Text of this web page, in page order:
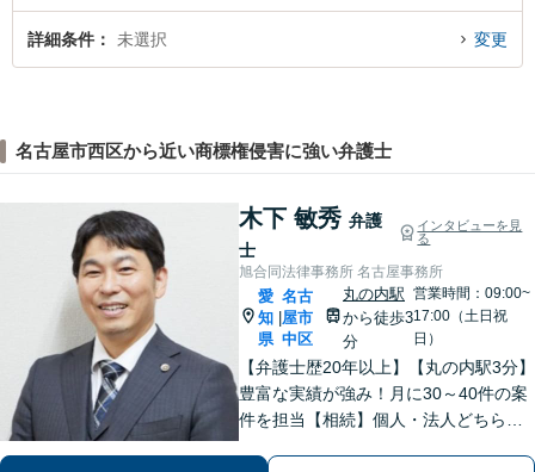
詳細条件 未選択 変更
名古屋市西区から近い商標権侵害に強い弁護士
木下 敏秀 弁護
士
インタビューを見
る
旭合同法律事務所 名古屋事務所
愛
知
県
名古
屋市
中区
丸の内駅
から徒歩3
分
営業時間：09:00~
17:00（土日祝
日）
【弁護士歴20年以上】【丸の内駅3分】
豊富な実績が強み！月に30～40件の案
件を担当【相続】個人・法人どちらの